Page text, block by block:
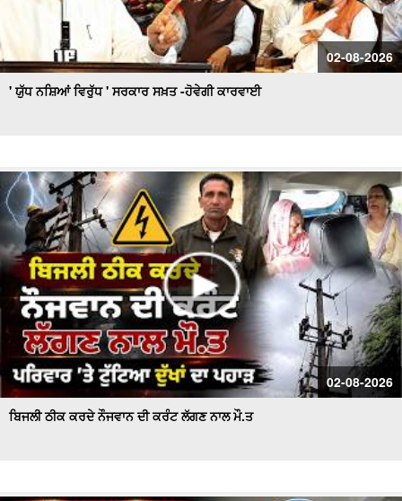
02-08-2026
' ਯੁੱਧ ਨਸ਼ਿਆਂ ਵਿਰੁੱਧ ' ਸਰਕਾਰ ਸਖ਼ਤ -ਹੋਵੇਗੀ ਕਾਰਵਾਈ
02-08-2026
ਬਿਜਲੀ ਠੀਕ ਕਰਦੇ ਨੌਜਵਾਨ ਦੀ ਕਰੰਟ ਲੱਗਣ ਨਾਲ ਮੌ.ਤ